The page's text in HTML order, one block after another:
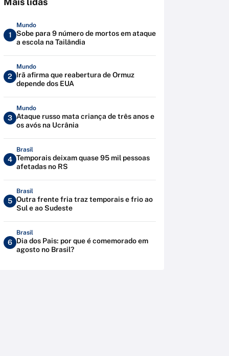
1
Mundo
Sobe para 9 número de mortos em ataque
a escola na Tailândia
2
Mundo
Irã afirma que reabertura de Ormuz
depende dos EUA
3
Mundo
Ataque russo mata criança de três anos e
os avós na Ucrânia
4
Brasil
Temporais deixam quase 95 mil pessoas
afetadas no RS
5
Brasil
Outra frente fria traz temporais e frio ao
Sul e ao Sudeste
6
Brasil
Dia dos Pais: por que é comemorado em
agosto no Brasil?